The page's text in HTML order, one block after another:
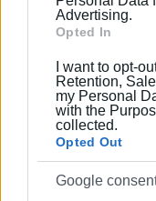
Advertising.
Opted In
I want to opt-
Retention,
my Personal
with the
collected.
Opted Out
Google
για την Παλιά Πόλη
Πρόγραμμα
Πόροι ποσού
ολοκληρωθεί